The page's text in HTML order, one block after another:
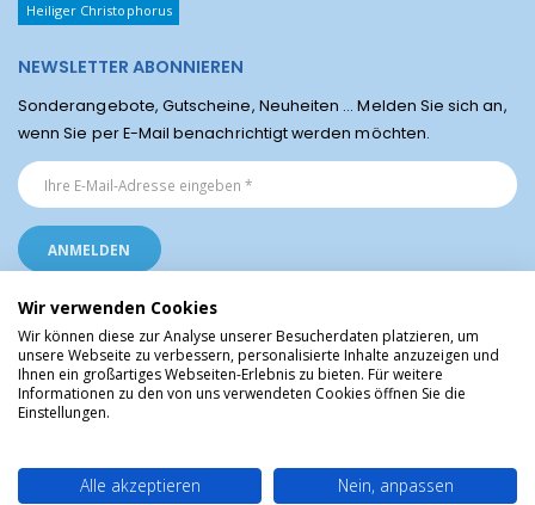
Heiliger Christophorus
NEWSLETTER ABONNIEREN
Sonderangebote, Gutscheine, Neuheiten ... Melden Sie sich an,
wenn Sie per E-Mail benachrichtigt werden möchten.
Religiöse Artikel aus Lourdes © Christliche Geschenke und Devotionalien aus
dem Heiligtum von Lourdes, Frankreich
Wir verwenden Cookies
Wir können diese zur Analyse unserer Besucherdaten platzieren, um
unsere Webseite zu verbessern, personalisierte Inhalte anzuzeigen und
Ihnen ein großartiges Webseiten-Erlebnis zu bieten. Für weitere
Informationen zu den von uns verwendeten Cookies öffnen Sie die
Einstellungen.
Alle akzeptieren Nein, anpassen